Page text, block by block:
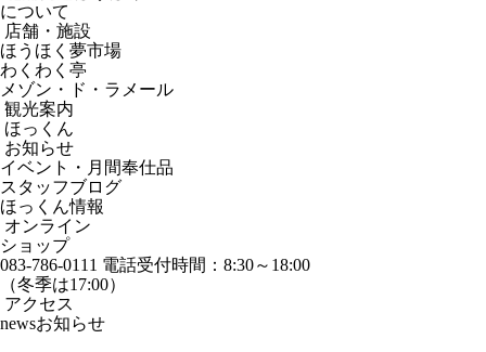
について
店舗・施設
ほうほく夢市場
わくわく亭
メゾン・ド・ラメール
観光案内
ほっくん
お知らせ
イベント・月間奉仕品
スタッフブログ
ほっくん情報
オンライン
ショップ
083-786-0111 電話受付時間：8:30～18:00
（冬季は17:00）
アクセス
newsお知らせ